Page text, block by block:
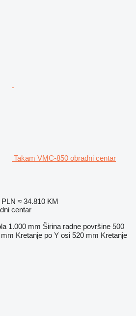
Takam VMC-850 obradni centar
≈ 34.810 KM
centar
1.000 mm Širina radne površine 500
Kretanje po Y osi 520 mm Kretanje